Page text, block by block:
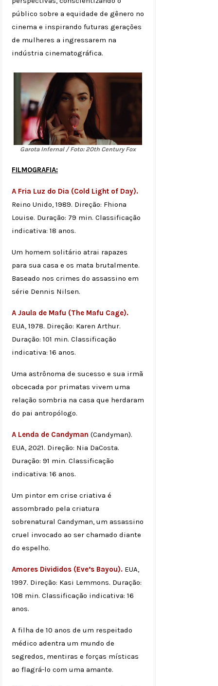
público sobre a equidade de gênero no
cinema e inspirando futuras gerações
de mulheres a ingressarem na
indústria cinematográfica.
Garota Infernal / Foto: 20th Century Fox
FILMOGRAFIA:
A Fria Luz do Dia (Cold Light of Day).
Reino Unido, 1989. Direção: Fhiona
Louise. Duração: 79 min. Classificação
indicativa: 18 anos.
Um homem solitário atrai rapazes
para sua casa e os mata brutalmente.
Baseado nos crimes do assassino em
série Dennis Nilsen.
A Jaula de Mafu (The Mafu Cage).
EUA, 1978. Direção: Karen Arthur.
Duração: 101 min. Classificação
indicativa: 16 anos.
Uma astrônoma de sucesso e sua irmã
obcecada por primatas vivem uma
relação sombria na casa que herdaram
do pai antropólogo.
A Lenda de Candyman (Candyman).
EUA, 2021. Direção: Nia DaCosta.
Duração: 91 min. Classificação
indicativa: 16 anos.
Um pintor em crise criativa é
assombrado pela criatura
sobrenatural Candyman, um assassino
cruel invocado ao ser chamado diante
do espelho.
Amores Divididos (Eve’s Bayou). EUA,
1997. Direção: Kasi Lemmons. Duração:
108 min. Classificação indicativa: 16
anos.
A filha de 10 anos de um respeitado
médico adentra um mundo de
segredos, mentiras e forças místicas
ao flagrá-lo com uma amante.